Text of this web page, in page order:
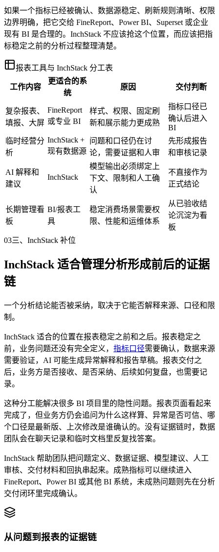
如果一个指标已经被确认、数据源稳定、刷新规则清晰、权限
边界明确，把它交给 FineReport、Power BI、Superset 或企业
现有 BI 是合理的。InchStack 不应该抢这个位置，而应该把指
标稳定之前的分析过程整理清楚。
报表工具与 InchStack 分工表
工作内容
更适合的系
统
原因 交付判断
复杂报表、
填报、大屏
FineReport
或专业 BI
样式、权限、固定刷
新和展示能力更成熟
指标口径已
确认后进入
BI
临时经营分
析
InchStack +
现有数据源
问题和口径仍在讨
论，需要证据和人审
先形成报告
和审核记录
AI 解释和
建议
InchStack
模型输出必须绑定上
下文、限制和人工确
认
不直接作为
正式结论
长期管理看
板
BI/报表工
具
稳定消费场景需要权
限、性能和运维体系
从已验收结
论沉淀为看
板
03三、InchStack 补位
InchStack 适合管理分析形成前后的证据
链
一个分析结论能否被采纳，取决于它能否解释来源、口径和限
制。
InchStack 适合的位置在报表稳定之前和之后。报表稳定之
前，业务问题还没有完全定义， 指标口径需要确认，数据来源
需要验证，AI 可能生成异常解释和报告草稿。报表交付之
后，业务方是否接收、是否采纳、后续如何复盘，也需要记
录。
这种分工能解决很多 BI 项目里的隐性问题。报表页面看起来
完成了，但业务方仍会追问为什么这样算、异常是否可信、哪
个口径是最新版、上次修改是谁确认的。没有证据链时，数据
团队会在聊天记录和临时文档里反复找答案。
InchStack 帮助团队把问题定义、数据证据、模型建议、人工
审核、交付材料和回执串起来。成熟指标可以继续进入
FineReport、Power BI 或其他 BI 系统，未成熟问题则先在分析
交付闭环里完成确认。
从问题到报表的证据链